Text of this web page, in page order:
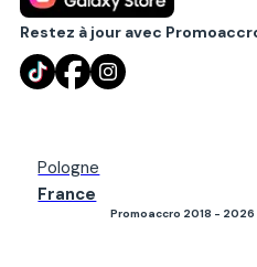
Contact
Restez à jour avec
Pologne
France
Promoaccro 2018 -